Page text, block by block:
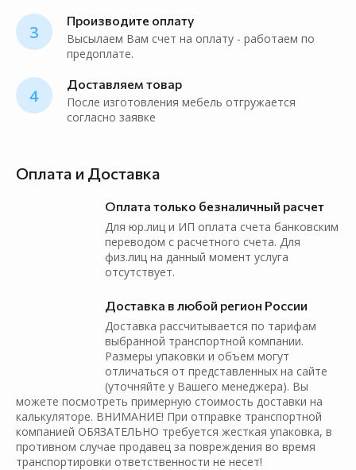
3
Производите оплату
Высылаем Вам счет на оплату - работаем по
предоплате.
4
Доставляем товар
После изготовления мебель отгружается
согласно заявке
Оплата и Доставка
Оплата только безналичный расчет
Для юр.лиц и ИП оплата счета банковским
переводом с расчетного счета. Для
физ.лиц на данный момент услуга
отсутствует.
Доставка в любой регион России
Доставка рассчитывается по тарифам
выбранной транспортной компании.
Размеры упаковки и объем могут
отличаться от представленных на сайте
(уточняйте у Вашего менеджера). Вы
можете посмотреть примерную стоимость доставки на
калькуляторе. ВНИМАНИЕ! При отправке транспортной
компанией ОБЯЗАТЕЛЬНО требуется жесткая упаковка, в
противном случае продавец за повреждения во время
транспортировки ответственности не несет!